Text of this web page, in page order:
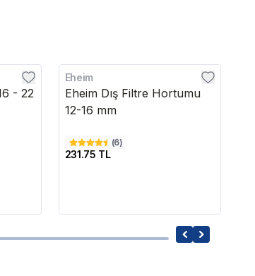
- 22
Eheim
Eheim Dış Filtre Hortumu
12-16 mm
(6)
231.75 TL